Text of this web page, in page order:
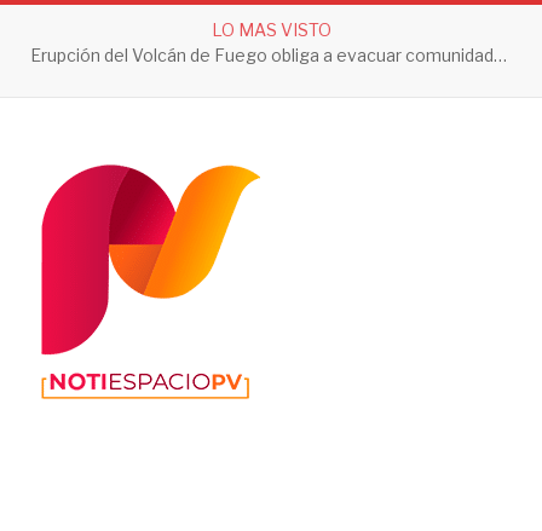
LO MAS VISTO
Erupción del Volcán de Fuego obliga a evacuar comunidades y mantiene en alerta a Guatemala